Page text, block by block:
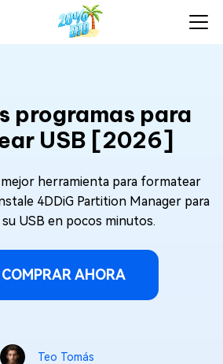
programas para
USB [2026]
mejor herramienta para formatear
4DDiG Partition Manager para
USB en pocos minutos.
COMPRAR AHORA
Teo Tomás